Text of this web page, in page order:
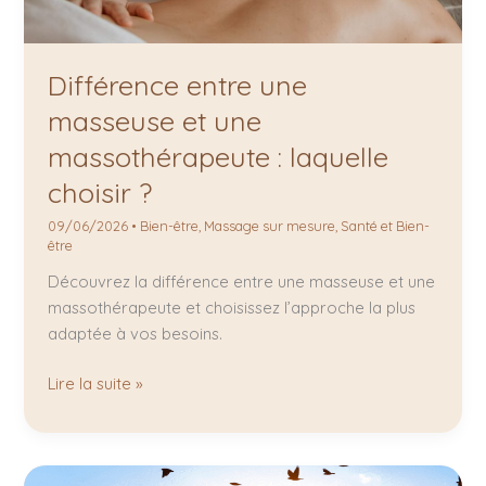
Différence entre une
masseuse et une
massothérapeute : laquelle
choisir ?
09/06/2026 • Bien-être Massage sur mesure Santé et Bien-
être
Découvrez la différence entre une masseuse et une
massothérapeute et choisissez l’approche la plus
adaptée à vos besoins.
Lire la suite »